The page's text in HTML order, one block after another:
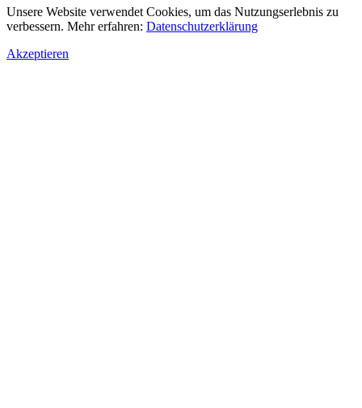
Unsere Website verwendet Cookies, um das Nutzungserlebnis zu
verbessern. Mehr erfahren: Datenschutzerklärung
Akzeptieren